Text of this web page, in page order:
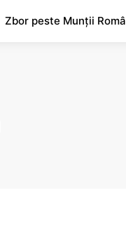
Zbor peste Munții